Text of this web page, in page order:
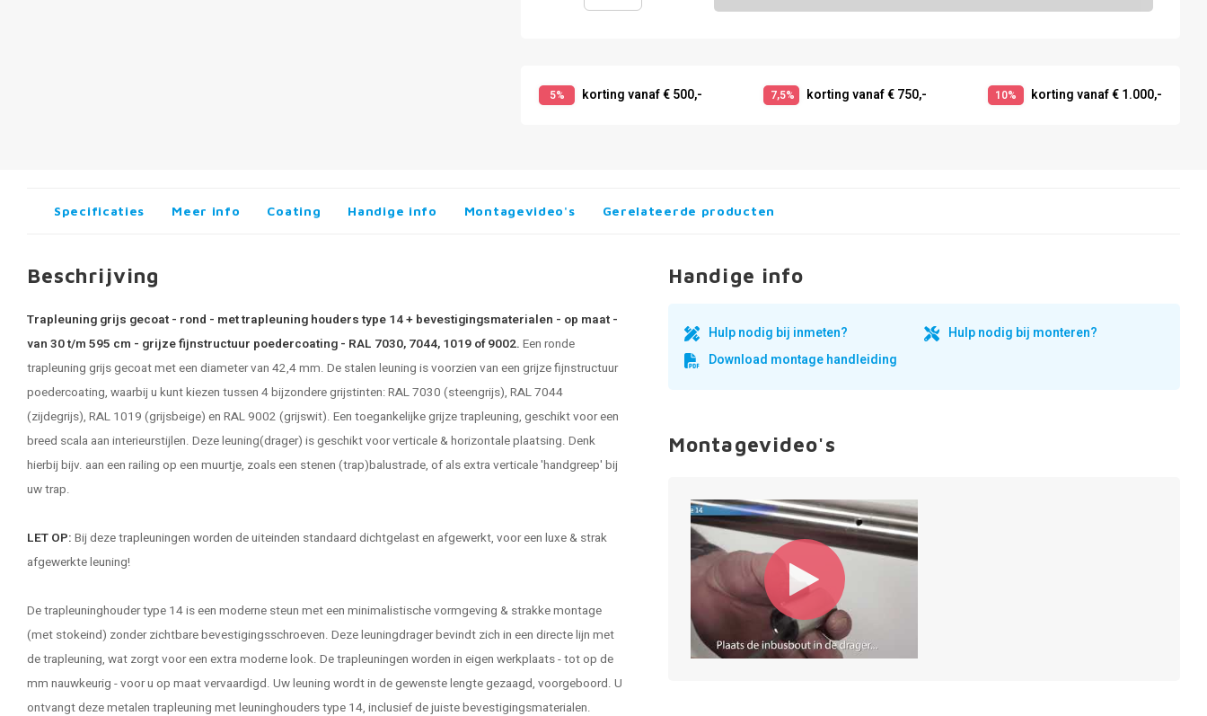
5% korting vanaf € 500,- 7,5% korting vanaf € 750,- 10% korting vanaf € 1.000,-
Specificaties Meer info Coating Handige info Montagevideo's Gerelateerde producten
Beschrijving
Trapleuning grijs gecoat - rond - met trapleuning houders type 14 + bevestigingsmaterialen - op maat -
van 30 t/m 595 cm - grijze fijnstructuur poedercoating - RAL 7030, 7044, 1019 of 9002. Een ronde
trapleuning grijsgecoat met een diameter van 42,4 mm. De stalen leuning is voorzien van een grijze fijnstructuur
poedercoating, waarbij u kunt kiezen tussen 4 bijzondere grijstinten: RAL 7030 (steengrijs), RAL 7044
(zijdegrijs), RAL 1019 (grijsbeige) en RAL 9002 (grijswit). Een toegankelijke grijze trapleuning, geschikt voor een
breed scala aan interieurstijlen. Deze leuning(drager) is geschikt voor verticale & horizontale plaatsing. Denk
hierbij bijv. aan een railing op een muurtje, zoals een stenen (trap)balustrade, of als extra verticale 'handgreep' bij
uw trap.
LET OP: Bij dezetrapleuningen worden de uiteinden standaard dichtgelast en afgewerkt, voor een luxe & strak
afgewerkte leuning!
De trapleuninghouder type 14 is een moderne steun met een minimalistische vormgeving & strakke montage
(met stokeind) zonder zichtbare bevestigingsschroeven. Deze leuningdrager bevindt zich in een directe lijn met
de trapleuning, wat zorgt voor een extra moderne look. De trapleuningen worden in eigen werkplaats - tot op de
mm nauwkeurig - voor u op maat vervaardigd. Uw leuning wordt in de gewenste lengte gezaagd, voorgeboord. U
ontvangt deze metalen trapleuning met leuninghouders type 14, inclusief de juiste bevestigingsmaterialen.
Handige info
Hulp nodig bij inmeten?
Hulp nodig bij monteren?
Download montage handleiding
Montagevideo's